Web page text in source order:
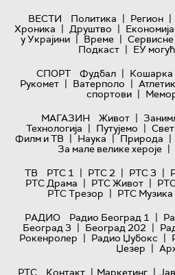
ВЕСТИ Политика | Регион |
Хроника | Друштво | Економија
у Украјини | Време | Сервисне
Подкаст | ЕУ
СПОРТ
Фудбал | Кошарка
Рукомет | Ватерполо |
спортови |
МАГАЗИН
Живот |
Технологијa | Путујемо |
Филм и ТВ | Наука | Природа |
За мале велике хероје |
ТВ
РТС 1 | РТС 2 | РТС 3 |
РТС Драма | РТС Живот |
РТС Трезор | РТС Музика
РАДИО
Радио Београд 1 |
Београд 3 | Београд 202 |
Рокенролер | Радио Џубокс |
Џезер |
РТС
Контакт Маркетинг